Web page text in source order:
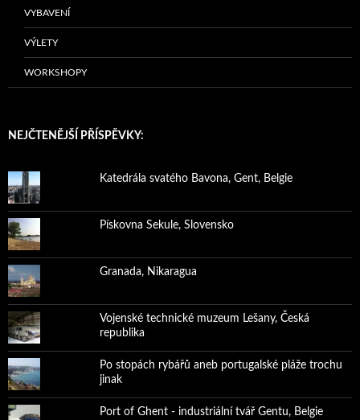
VYBAVENÍ
VÝLETY
WORKSHOPY
NEJČTENĚJŠÍ PŘÍSPĚVKY:
Katedrála svatého Bavona, Gent, Belgie
Pískovna Sekule, Slovensko
Granada, Nikaragua
Vojenské technické muzeum Lešany, Česká
republika
Po stopách rybářů aneb portugalské pláže trochu
jinak
Port of Ghent - industriální tvář Gentu, Belgie